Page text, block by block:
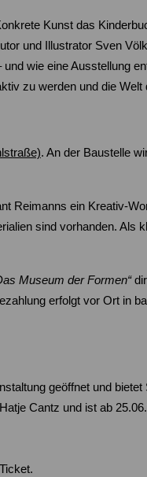
Kunst das
und Illustrator Sven
wie eine Ausstellung
zu werden und die
. An der Baustelle
Reimanns ein Kreativ-
sind vorhanden. Als
Museum der Formen“
erfolgt vor Ort in
geöffnet und
Cantz und ist ab